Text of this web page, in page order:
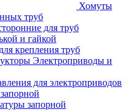
Хомуты
труб
для труб
и гайкой
крепления труб
Электроприводы и
для электроприводов
запорной